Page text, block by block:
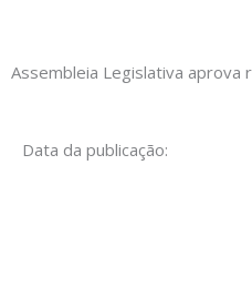
Assembleia Legislativa aprova
Data da publicação: